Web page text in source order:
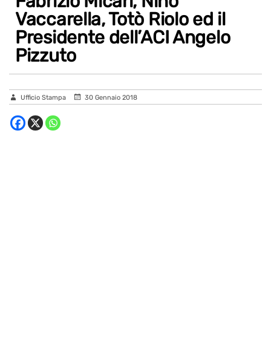
Vaccarella, Totò Riolo ed il
Presidente dell’ACI Angelo
Pizzuto
Ufficio Stampa 30 Gennaio 2018